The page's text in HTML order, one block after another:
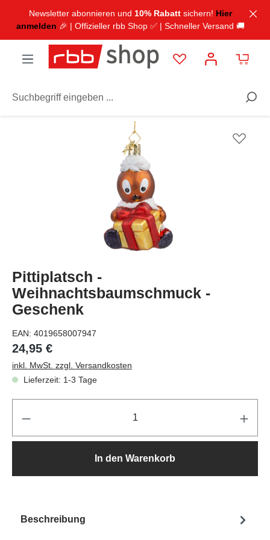
springen
Newsletter abonnieren und 10% Rabattsichern! Hier
anmelden 🎉 | Offizieller rbb Shop ✅ | Schneller Versand 🚚
Ausstattung Dekoration
Pittiplatsch -
Weihnachtsbaumschmuck -
Geschenk
EAN: 4019658007947
24,95 €
inkl. MwSt. zzgl. Versandkosten
Lieferzeit: 1-3 Tage
In den Warenkorb
Beschreibung